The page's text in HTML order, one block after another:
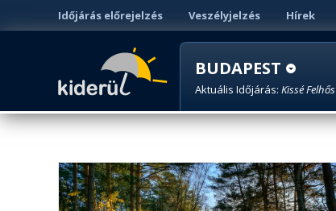
Időjárás előrejelzés Veszélyjelzés Hírek
BUDAPEST
Aktuális Időjárás: Kissé Felhős